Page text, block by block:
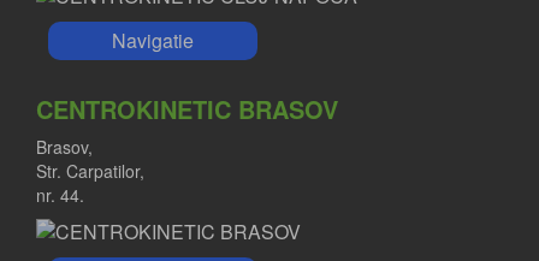
Navigatie
CENTROKINETIC BRASOV
Brasov,
Str. Carpatilor,
nr. 44.